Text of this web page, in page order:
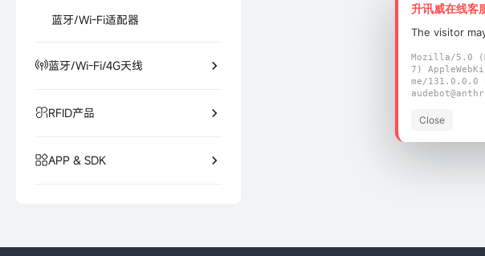
蓝牙/Wi-Fi适配器
蓝牙/Wi-Fi/4G天线
RFID产品
APP & SDK
升讯威在线客
The visitor
Mozilla/5.0
7)
me/
Close